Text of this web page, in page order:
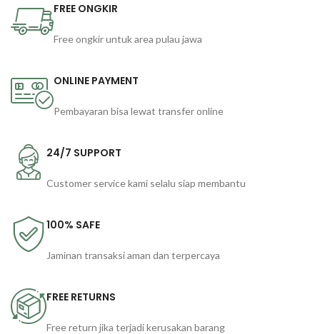
FREE ONGKIR
Free ongkir untuk area pulau jawa
ONLINE PAYMENT
Pembayaran bisa lewat transfer online
24/7 SUPPORT
Customer service kami selalu siap membantu
100% SAFE
Jaminan transaksi aman dan terpercaya
FREE RETURNS
Free return jika terjadi kerusakan barang